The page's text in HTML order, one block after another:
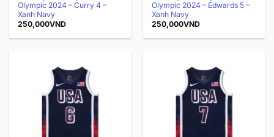
Olympic 2024 – Curry 4 –
Xanh Navy
250,000VND
Olympic 2024 – Edwards 5 –
Xanh Navy
250,000VND